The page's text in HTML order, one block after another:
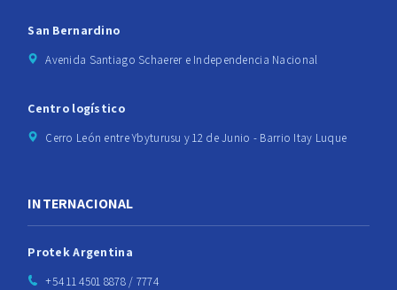
San Bernardino
Avenida Santiago Schaerer e Independencia Nacional
Centro logístico
Cerro León entre Ybyturusu y 12 de Junio - Barrio Itay Luque
INTERNACIONAL
Protek Argentina
+54 11 4501 8878 / 7774